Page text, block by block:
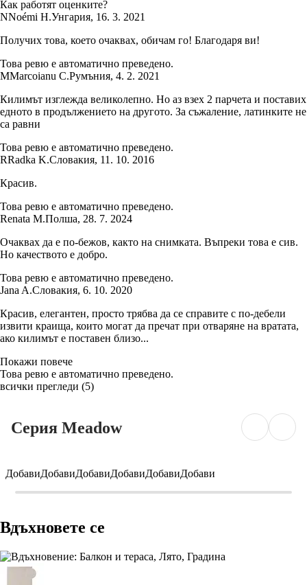
Как работят оценките?
NNoémi H.Унгария, 16. 3. 2021
Получих това, което очаквах, обичам го! Благодаря ви!
Това ревю е автоматично преведено.
MMarcoianu C.Румъния, 4. 2. 2021
Килимът изглежда великолепно. Но аз взех 2 парчета и поставих
едното в продължението на другото. За съжаление, латинките не
са равни
Това ревю е автоматично преведено.
RRadka K.Словакия, 11. 10. 2016
Красив.
Това ревю е автоматично преведено.
Renata M.Полша, 28. 7. 2024
Очаквах да е по-бежов, както на снимката. Въпреки това е сив.
Но качеството е добро.
Това ревю е автоматично преведено.
Jana A.Словакия, 6. 10. 2020
Красив, елегантен, просто трябва да се справите с по-дебели
извити краища, които могат да пречат при отваряне на вратата,
ако килимът е поставен близо...
Покажи повече
Това ревю е автоматично преведено.
всички прегледи (5)
Серия Meadow
ДобавиДобавиДобавиДобавиДобавиДобави
Вдъхновете се